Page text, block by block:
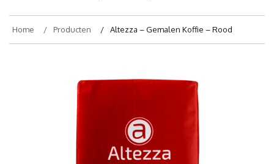
Home Producten Altezza – Gemalen Koffie – Rood